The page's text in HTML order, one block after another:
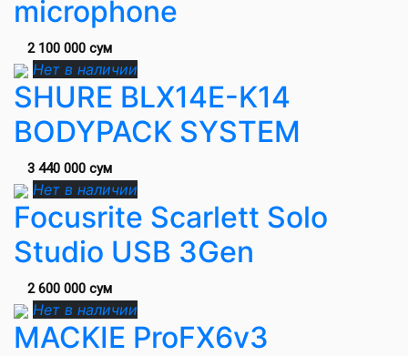
microphone
2 100 000 сум
Нет в наличии
SHURE BLX14E-K14
BODYPACK SYSTEM
3 440 000 сум
Нет в наличии
Focusrite Scarlett Solo
Studio USB 3Gen
2 600 000 сум
Нет в наличии
MACKIE ProFX6v3